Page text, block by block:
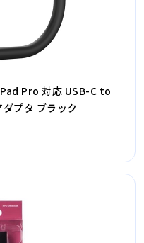
Pro 対応 USB-C to
プタ ブラック